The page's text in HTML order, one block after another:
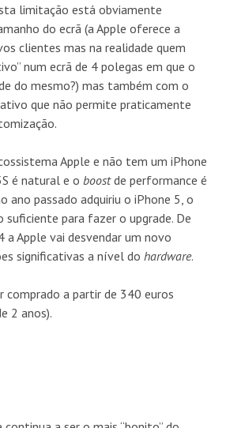
limitação está obviamente
do ecrã (a Apple oferece a
clientes mas na realidade quem
num ecrã de 4 polegas em que o
do mesmo?) mas também com o
que não permite praticamente
Apple e não tem um iPhone
é natural e o boostde performance é
ano passado adquiriu o iPhone 5, o
suficiente para fazer o upgrade. De
Apple vai desvendar um novo
significativas a nível do hardware.
comprado a partir de 340 euros
2 anos).